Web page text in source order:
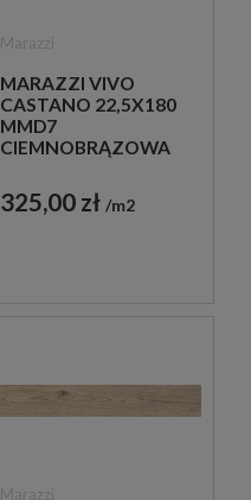
MARAZZI VIVO
CASTANO 22,5X180
MMD7
CIEMNOBRĄZOWA
DREWNO
325,00 zł m2